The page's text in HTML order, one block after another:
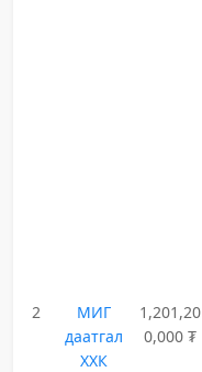
2
МИГ
даатгал
ХХК
1,201,20
0,000 ₮